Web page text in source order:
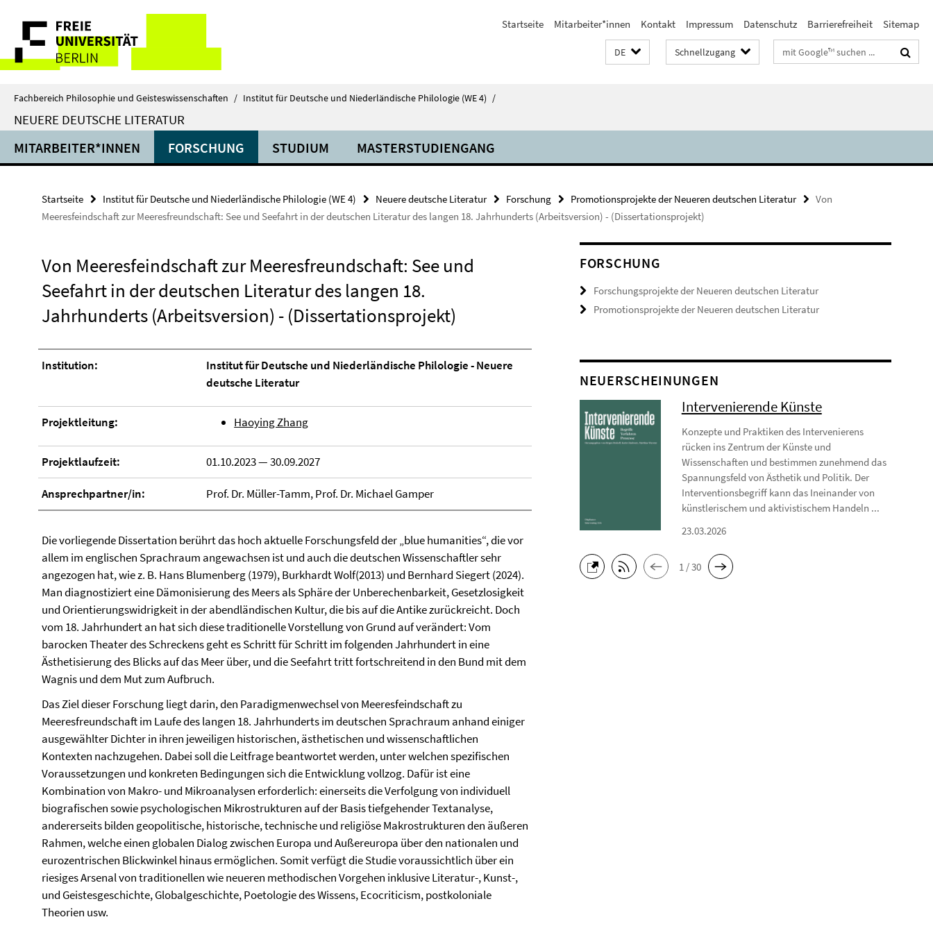
direkt
Inhalt
Service-
Navigation
Startseite Mitarbeiter*innen Kontakt Impressum Datenschutz Barrierefreiheit Sitemap
DE Schnellzugang Suchbegriffe
Fachbereich Philosophie und Geisteswissenschaften / Institut für Deutsche und Niederländische Philologie (WE 4) /
NEUERE DEUTSCHE LITERATUR
MITARBEITER*INNEN FORSCHUNG STUDIUM MASTERSTUDIENGANG
Startseite Institut für Deutsche und Niederländische Philologie (WE 4) Neuere deutsche Literatur Forschung Promotionsprojekte der Neueren deutschen Literatur
Von
Meeresfeindschaft zur Meeresfreundschaft: See und Seefahrt in der deutschen Literatur des langen 18. Jahrhunderts (Arbeitsversion) - (Dissertationsprojekt)
Von Meeresfeindschaft zur Meeresfreundschaft: See und
Seefahrt in der deutschen Literatur des langen 18.
Jahrhunderts (Arbeitsversion) - (Dissertationsprojekt)
Institution:
Institut für Deutsche und Niederländische Philologie - Neuere
deutsche Literatur
Projektleitung: Haoying Zhang
Projektlaufzeit: 01.10.2023 — 30.09.2027
Ansprechpartner/in: Prof. Dr. Müller-Tamm, Prof. Dr. Michael Gamper
Die vorliegende Dissertation berührt das hoch aktuelle Forschungsfeld der „blue humanities“, die vor
allem im englischen Sprachraum angewachsen ist und auch die deutschen Wissenschaftler sehr
angezogen hat, wie z. B. Hans Blumenberg (1979), Burkhardt Wolf(2013) und Bernhard Siegert (2024).
Man diagnostiziert eine Dämonisierung des Meers als Sphäre der Unberechenbarkeit, Gesetzlosigkeit
und Orientierungswidrigkeit in der abendländischen Kultur, die bis auf die Antike zurückreicht. Doch
vom 18. Jahrhundert an hat sich diese traditionelle Vorstellung von Grund auf verändert: Vom
barocken Theater des Schreckens geht es Schritt für Schritt im folgenden Jahrhundert in eine
Ästhetisierung des Blicks auf das Meer über, und die Seefahrt tritt fortschreitend in den Bund mit dem
Wagnis und dem Mut zum Aufbruch.
Das Ziel dieser Forschung liegt darin, den Paradigmenwechsel von Meeresfeindschaft zu
Meeresfreundschaft im Laufe des langen 18. Jahrhunderts im deutschen Sprachraum anhand einiger
ausgewählter Dichter in ihren jeweiligen historischen, ästhetischen und wissenschaftlichen
Kontexten nachzugehen. Dabei soll die Leitfrage beantwortet werden, unter welchen spezifischen
Voraussetzungen und konkreten Bedingungen sich die Entwicklung vollzog. Dafür ist eine
Kombination von Makro- und Mikroanalysen erforderlich: einerseits die Verfolgung von individuell
biografischen sowie psychologischen Mikrostrukturen auf der Basis tiefgehender Textanalyse,
andererseits bilden geopolitische, historische, technische und religiöse Makrostrukturen den äußeren
Rahmen, welche einen globalen Dialog zwischen Europa und Außereuropa über den nationalen und
eurozentrischen Blickwinkel hinaus ermöglichen. Somit verfügt die Studie voraussichtlich über ein
riesiges Arsenal von traditionellen wie neueren methodischen Vorgehen inklusive Literatur-, Kunst-,
und Geistesgeschichte, Globalgeschichte, Poetologie des Wissens, Ecocriticism, postkoloniale
Theorien usw.
FORSCHUNG
Forschungsprojekte der Neueren deutschen Literatur
Promotionsprojekte der Neueren deutschen Literatur
NEUERSCHEINUNGEN
Intervenierende Künste
Konzepte und Praktiken des Intervenierens
rücken ins Zentrum der Künste und
Wissenschaften und bestimmen zunehmend das
Spannungsfeld von Ästhetik und Politik. Der
Interventionsbegriff kann das Ineinander von
künstlerischem und aktivistischem Handeln ...
23.03.2026
1 / 30